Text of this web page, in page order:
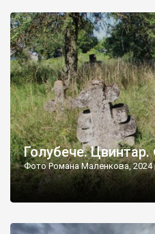
бруньками, кози ті бруньки
делікатес. На цвинтарі у
різноманітних форм хрестів.
Голубече.
Фото Романа Маленкова, 2024